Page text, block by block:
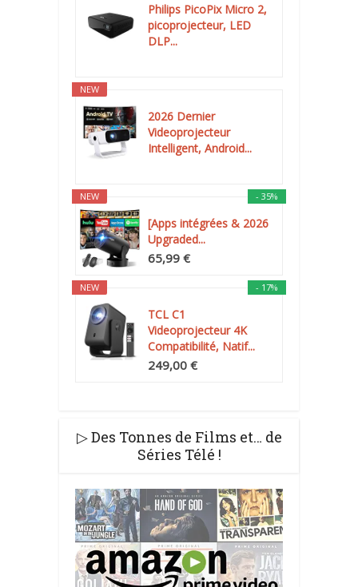
Philips PicoPix Micro 2,
picoprojecteur, LED
DLP...
NEW
2026 Dernier
Videoprojecteur
Intelligent, Android...
- 35%
NEW
[Apps intégrées & 2026
Upgraded...
65,99 €
- 17%
NEW
TCL C1
Videoprojecteur 4K
Compatibilité, Natif...
249,00 €
▷ Des Tonnes de Films et… de
Séries Télé !